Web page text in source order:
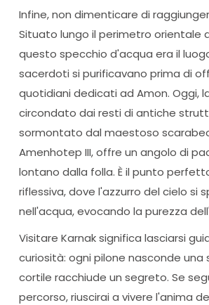
Infine, non dimenticare di
Situato lungo il perimetro orientale
questo specchio d'acqua era il
sacerdoti si purificavano prima di
quotidiani dedicati ad Amon. Oggi,
circondato dai resti di antiche
sormontato dal maestoso
Amenhotep III, offre un angolo di
lontano dalla folla. È il punto
riflessiva, dove l'azzurro del cielo si
nell'acqua, evocando la purezza
Visitare Karnak significa lasciarsi
curiosità: ogni pilone nasconde una
cortile racchiude un segreto. Se
percorso, riuscirai a vivere l'anima